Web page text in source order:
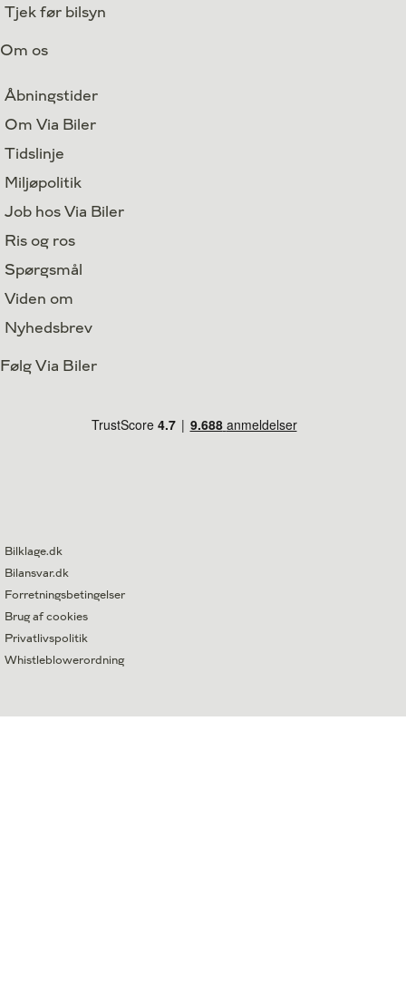
Tjek før bilsyn
Om os
Åbningstider
Om Via Biler
Tidslinje
Miljøpolitik
Job hos Via Biler
Ris og ros
Spørgsmål
Viden om
Nyhedsbrev
Følg Via Biler
Bilklage.dk
Bilansvar.dk
Forretningsbetingelser
Brug af cookies
Privatlivspolitik
Whistleblowerordning